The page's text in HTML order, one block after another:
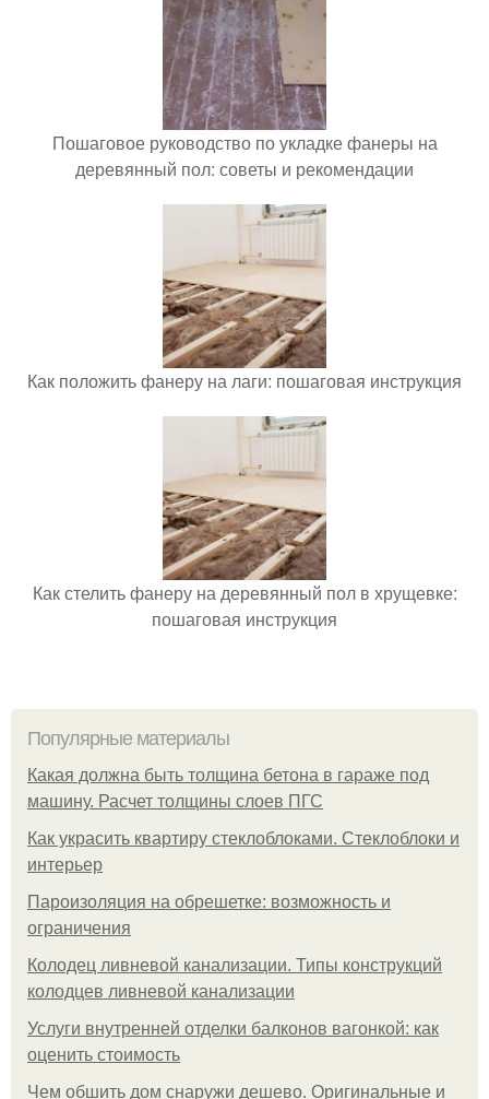
Пошаговое руководство по укладке фанеры на
деревянный пол: советы и рекомендации
Как положить фанеру на лаги: пошаговая инструкция
Как стелить фанеру на деревянный пол в хрущевке:
пошаговая инструкция
Популярные материалы
Какая должна быть толщина бетона в гараже под
машину. Расчет толщины слоев ПГС
Как украсить квартиру стеклоблоками. Стеклоблоки и
интерьер
Пароизоляция на обрешетке: возможность и
ограничения
Колодец ливневой канализации. Типы конструкций
колодцев ливневой канализации
Услуги внутренней отделки балконов вагонкой: как
оценить стоимость
Чем обшить дом снаружи дешево. Оригинальные и